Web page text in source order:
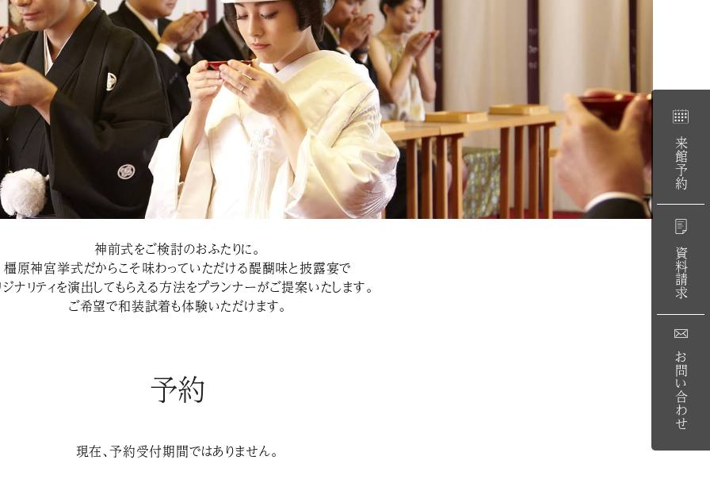
来館予約
資料請求
お問い合わせ
神前式をご検討のおふたりに。
橿原神宮挙式だからこそ味わっていただける醍醐味と披露宴で
ジナリティを演出してもらえる方法をプランナーがご提案いたします。
ご希望で和装試着も体験いただけます。
予約
現在、予約受付期間ではありません。